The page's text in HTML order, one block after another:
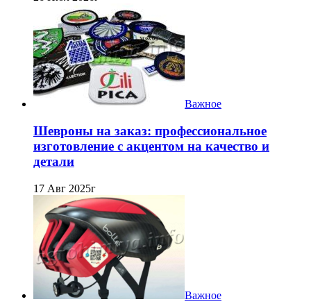
Важное
Шевроны на заказ: профессиональное
изготовление с акцентом на качество и
детали
17 Авг 2025г
Важное